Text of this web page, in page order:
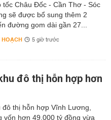
tốc Châu Đốc - Cần Thơ - Sóc
sẽ được bổ sung thêm 2
đường gom dài gần 27...
5 giờ trước
đô thị hỗn hợp hơn
đô thị hỗn hợp Vĩnh Lương,
vốn hơn 49.000 tỷ đồng vừa